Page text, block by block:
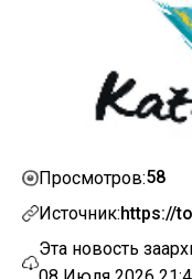
Просмотров:58
Источник:https://
Эта новость